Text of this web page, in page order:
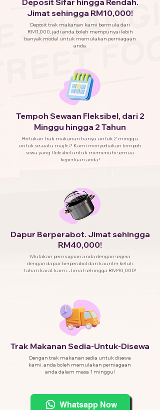
Deposit Sifar hingga Rendah.
Jimat sehingga RM10,000!
Deposit trak makanan kami bermula dari
RM1,000, jadi anda boleh mempunyai lebih
banyak modal untuk memulakan perniagaan
anda.
Tempoh Sewaan Fleksibel, dari 2
Minggu hingga 2 Tahun
Perlukan trak makanan hanya untuk 2 minggu
untuk sesuatu majlis? Kami menyediakan tempoh
sewa yang fleksibel untuk memenuhi semua
keperluan anda!
Dapur Berperabot. Jimat sehingga
RM40,000!
Mulakan perniagaan anda dengan segera
dengan dapur berperabot dan kaunter keluli
tahan karat kami. Jimat sehingga RM40,000!
Trak Makanan Sedia-Untuk-Disewa
Dengan trak makanan sedia untuk disewa
kami, anda boleh memulakan perniagaan
anda dalam masa 1 minggu!
Whatsapp Now